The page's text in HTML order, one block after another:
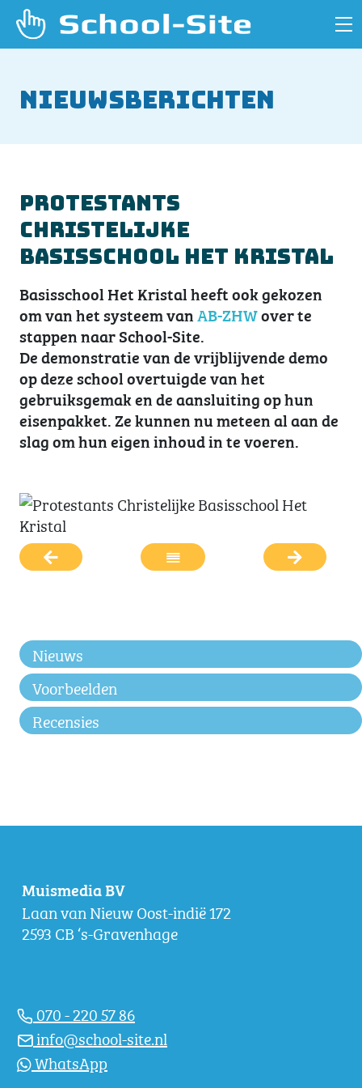
Nieuwsberichten
Protestants
Christelijke
Basisschool Het Kristal
Basisschool Het Kristal heeft ook gekozen
om van het systeem vanAB-ZHWover te
stappen naar School-Site.
De demonstratie van de vrijblijvende demo
op deze school overtuigde van het
gebruiksgemak en de aansluiting op hun
eisenpakket. Ze kunnen nu meteen al aan de
slag om hun eigen inhoud in te voeren.
Nieuws
Voorbeelden
Recensies
Muismedia BV
Laan van Nieuw Oost-indië 172
2593 CB ‘s-Gravenhage
070 - 220 57 86
info@school-site.nl
WhatsApp